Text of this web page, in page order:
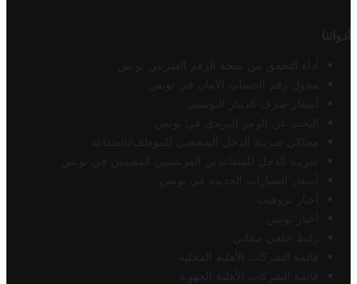
أدواتنا
أداة التحقق من صحة الرقم الضريبي تونس
محول رقم الحساب الآيبان في تونس
أسعار صرف الدينار التونسي
البحث عن الرمز البريدي في تونس
محاكي ضريبة الدخل الشخصي للموظف/المتقاعد
ضريبة الدخل للمتقاعدين الفرنسيين المقيمين في تونس
أسعار السيارات الجديدة في تونس
أخبار تروفيت
أخبار تونس
رابط خلفي مجاني
قائمة الشركات الأهلية المحلية
قائمة الشركات الأهلية الجهوية